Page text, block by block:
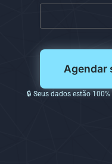
🔒 Seus dados estão